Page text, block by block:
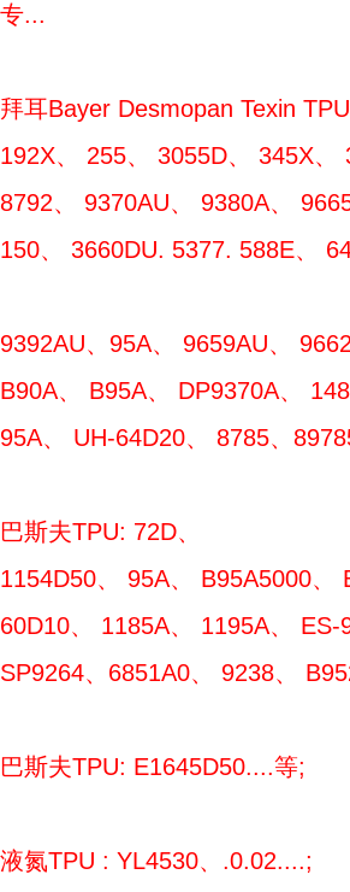
专...
拜耳Bayer Desmopan Texin TPU
192X、 255、 3055D、 345X
8792、 9370AU、 9380A、
150、 3660DU. 5377. 588E、
9392AU、95A、 9659AU、
B90A、 B95A、 DP9370A、
95A、 UH-64D20、 8785、
巴斯夫TPU: 72D、
1154D50、 95A、 B95A5000、
60D10、 1185A、 1195A、 ES-
SP9264、6851A0、 9238、
巴斯夫TPU: E1645D50....等;
液氮TPU : YL4530、.0.02....;